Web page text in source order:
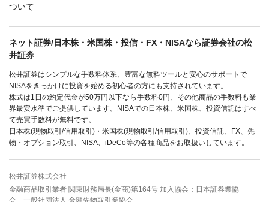
ついて
ネット証券/日本株・米国株・投信・FX・NISAなら証券会社の松
井証券
松井証券はシンプルな手数料体系、豊富な無料ツールと安心のサポートで
NISAをきっかけに投資を始める初心者の方にも支持されています。
株式は1日の約定代金が50万円以下なら手数料0円、その他商品の手数料も業
界最安水準でご提供しています。NISAでの日本株、米国株、投資信託はすべ
て売買手数料が無料です。
日本株(現物取引/信用取引)・米国株(現物取引/信用取引)、投資信託、FX、先
物・オプション取引、NISA、iDeCo等の各種商品をお取扱いしています。
松井証券株式会社
金融商品取引業者 関東財務局長(金商)第164号 加入協会：日本証券業協